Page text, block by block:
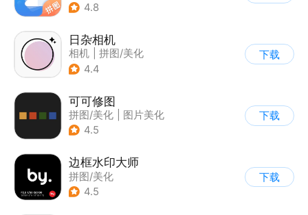
4.8
日杂相机
相机
拼图/美化
| 图片美化
4.4
下载
可可修图
拼图/美化
图片美化
4.5
下载
边框水印大师
拼图/美化
4.5
下载